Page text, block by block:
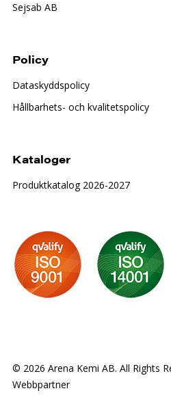
Sejsab AB
Policy
Dataskyddspolicy
Hållbarhets- och kvalitetspolicy
Kataloger
Produktkatalog 2026-2027
© 2026 Arena Kemi AB. All Rights
Webbpartner